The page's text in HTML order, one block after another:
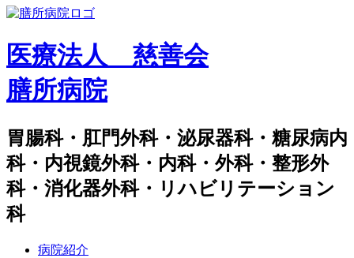
医療法人 慈善会
膳所病院
胃腸科・肛門外科・泌尿器科・糖尿病内
科・内視鏡外科・内科・外科・整形外
科・消化器外科・リハビリテーション
科
病院紹介